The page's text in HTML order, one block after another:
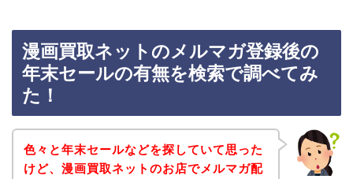
漫画買取ネットのメルマガ登録後の
年末セールの有無を検索で調べてみ
た！
色々と年末セールなどを探していて思った
けど、漫画買取ネットのお店でメルマガ配